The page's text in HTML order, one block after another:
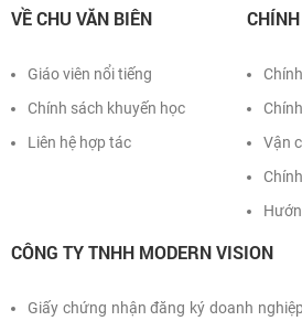
VỀ CHU VĂN BIÊN
Giáo viên nổi tiếng
Chính sách khuyến học
Liên hệ hợp tác
Vận
CÔNG TY TNHH MODERN VISION
Giấy chứng nhận đăng ký doanh